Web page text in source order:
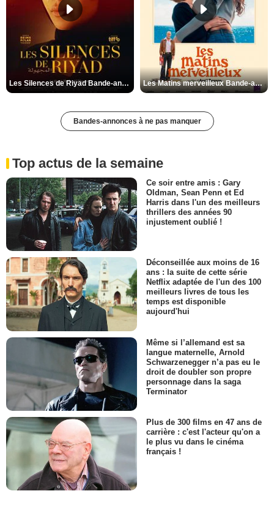
Les Silences de Riyad Bande-annonce VO STFR Les Matins merveilleux Bande-annonce VF
Bandes-annonces à ne pas manquer
Top actus de la semaine
Ce soir entre amis : Gary
Oldman, Sean Penn et Ed
Harris dans l'un des meilleurs
thrillers des années 90
injustement oublié !
Déconseillée aux moins de 16
ans : la suite de cette série
Netflix adaptée de l'un des 100
meilleurs livres de tous les
temps est disponible
aujourd'hui
Même si l’allemand est sa
langue maternelle, Arnold
Schwarzenegger n’a pas eu le
droit de doubler son propre
personnage dans la saga
Terminator
Plus de 300 films en 47 ans de
carrière : c'est l'acteur qu'on a
le plus vu dans le cinéma
français !